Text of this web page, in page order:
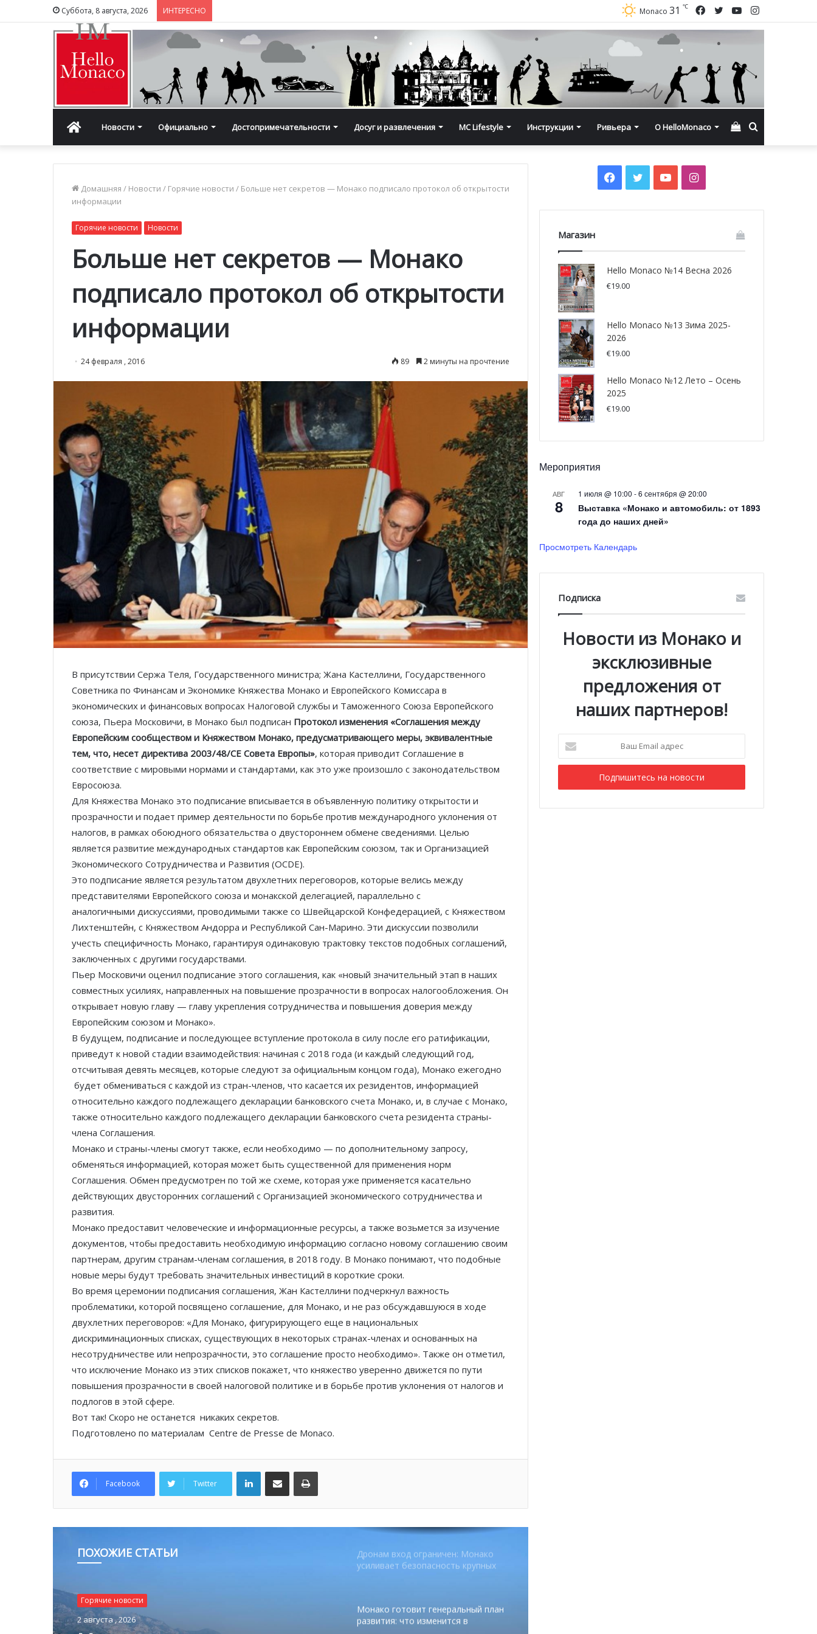
Суббота, 8 августа, 2026 ИНТЕРЕСНО Instagram
YouTube
Twitter
Facebook
Monaco 31 ℃
ГлавнаяНовости Официально Достопримечательности Досуг и развлечения MC Lifestyle Инструкции Ривьера О HelloMonaco Смотреть
Домашняя / Новости / Горячие новости / Больше нет секретов — Монако подписало протокол об открытости
информации
Горячие новости Новости
Больше нет секретов — Монако
подписало протокол об открытости
информации
24 февраля , 2016 89 2 минуты на прочтение
В присутствии Сержа Теля, Государственного министра; Жана Кастеллини, Государственного
Советника по Финансам и Экономике Княжества Монако и Европейского Комиссара в
экономических и финансовых вопросах Налоговой службы и Таможенного Союза Европейского
союза, Пьера Московичи, в Монако был подписан Протокол изменения «Соглашения между
Европейским сообществом и Княжеством Монако, предусматривающего меры, эквивалентные
тем, что, несет директива 2003/48/СЕ Совета Европы», которая приводит Соглашение в
соответствие с мировыми нормами и стандартами, как это уже произошло с законодательством
Евросоюза.
Для Княжества Монако это подписание вписывается в объявленную политику открытости и
прозрачности и подает пример деятельности по борьбе против международного уклонения от
налогов, в рамках обоюдного обязательства о двустороннем обмене сведениями. Целью
является развитие международных стандартов как Европейским союзом, так и Организацией
Экономического Сотрудничества и Развития (OCDE).
Это подписание является результатом двухлетних переговоров, которые велись между
представителями Европейского союза и монакской делегацией, параллельно с
аналогичными дискуссиями, проводимыми также со Швейцарской Конфедерацией, с Княжеством
Лихтенштейн, с Княжеством Андорра и Республикой Сан-Марино. Эти дискуссии позволили
учесть специфичность Монако, гарантируя одинаковую трактовку текстов подобных соглашений,
заключенных с другими государствами.
Пьер Московичи оценил подписание этого соглашения, как «новый значительный этап в наших
совместных усилиях, направленных на повышение прозрачности в вопросах налогообложения. Он
открывает новую главу — главу укрепления сотрудничества и повышения доверия между
Европейским союзом и Монако».
В будущем, подписание и последующее вступление протокола в силу после его ратификации,
приведут к новой стадии взаимодействия: начиная с 2018 года (и каждый следующий год,
отсчитывая девять месяцев, которые следуют за официальным концом года), Монако ежегодно
будет обмениваться с каждой из стран-членов, что касается их резидентов, информацией
относительно каждого подлежащего декларации банковского счета Монако, и, в случае с Монако,
также относительно каждого подлежащего декларации банковского счета резидента страны-
члена Соглашения.
Монако и страны-члены смогут также, если необходимо — по дополнительному запросу,
обменяться информацией, которая может быть существенной для применения норм
Соглашения. Обмен предусмотрен по той же схеме, которая уже применяется касательно
действующих двусторонних соглашений с Организацией экономического сотрудничества и
развития.
Монако предоставит человеческие и информационные ресурсы, а также возьмется за изучение
документов, чтобы предоставить необходимую информацию согласно новому соглашению своим
партнерам, другим странам-членам соглашения, в 2018 году. В Монако понимают, что подобные
новые меры будут требовать значительных инвестиций в короткие сроки.
Во время церемонии подписания соглашения, Жан Кастеллини подчеркнул важность
проблематики, которой посвящено соглашение, для Монако, и не раз обсуждавшуюся в ходе
двухлетних переговоров: «Для Монако, фигурирующего еще в национальных
дискриминационных списках, существующих в некоторых странах-членах и основанных на
несотрудничестве или непрозрачности, это соглашение просто необходимо». Также он отметил,
что исключение Монако из этих списков покажет, что княжество уверенно движется по пути
повышения прозрачности в своей налоговой политике и в борьбе против уклонения от налогов и
подлогов в этой сфере.
Вот так! Скоро не останется никаких секретов.
Подготовлено по материалам Centre de Presse de Monaco.
Facebook Twitter
LinkedInПоделиться по электронной почте Распечатать
ПОХОЖИЕ СТАТЬИ
Горячие новости
2 августа , 2026
Горячие новости
Князь Альбер II и Принцесса
Шарлен посетили 77-й Бал
Красного Креста Монако
Шарль Леклер вновь в борьбе:
Ferrari набирает скорость перед
паузой
SBM и Be Safe Monaco продлили
партнёрство ради безопасных
летних ночей
Дронам вход ограничен: Монако
мероприятий
Монако готовит генеральный план
Благотворительный забег в Монако
Facebook
TwitterYouTubeInstagram
Магазин
Hello Monaco №14 Весна 2026
€19.00
Hello Monaco №13 Зима 2025-
2026
€19.00
Hello Monaco №12 Лето – Осень
2025
€19.00
Мероприятия
АВГ
8
1 июля @ 10:00 -6 сентября @ 20:00
Выставка «Монако и автомобиль: от 1893
года до наших дней»
Просмотреть Календарь
Подписка
Новости из Монако и
эксклюзивные
предложения от
наших партнеров!
Email
адрес